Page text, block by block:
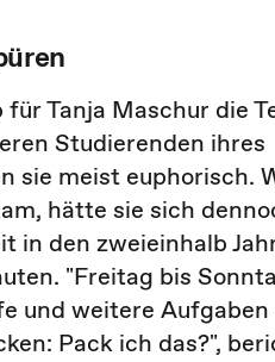
Tanja Maschur die
Studierenden ihres
meist euphorisch.
hätte sie sich
in den zweieinhalb
"Freitag bis
und weitere Aufgaben
Pack ich das?",